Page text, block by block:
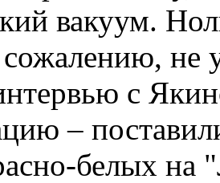
вакуум.
не
с
–
белых на